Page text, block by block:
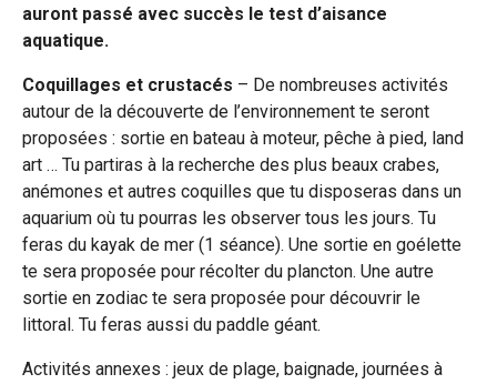
auront passé avec succès le test d’aisance
aquatique.
Coquillages et crustacés – De nombreuses activités
autour de la découverte de l’environnement te seront
proposées : sortie en bateau à moteur, pêche à pied, land
art … Tu partiras à la recherche des plus beaux crabes,
anémones et autres coquilles que tu disposeras dans un
aquarium où tu pourras les observer tous les jours. Tu
feras du kayak de mer (1 séance). Une sortie en goélette
te sera proposée pour récolter du plancton. Une autre
sortie en zodiac te sera proposée pour découvrir le
littoral. Tu feras aussi du paddle géant.
Activités annexes : jeux de plage, baignade, journées à